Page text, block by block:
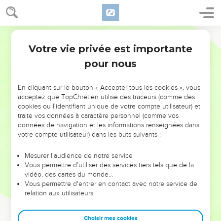
NE MANQUEZ PAS L’ÉVÉNEMENT
DE L’ANNÉE !
ET SI LEURS ERREURS POUVAIENT VOUS ÉVITER LES
VOTRES ?
leur foi ou leur vision. Mais on voit moins les doutes, les erreurs
et les saisons difficiles qu'ils ont traversés, alors même que ce
sont elles qui les ont façonnés.
Dans cette conférence, leaders, entrepreneurs, et responsables
clés pour avancer avec plus de sagesse afin que leurs erreurs
Votre vie privée est importante
pour nous
En cliquant sur le bouton « Accepter tous les cookies », vous
acceptez que TopChrétien utilise des traceurs (comme des
cookies ou l'identifiant unique de votre compte utilisateur) et
traite vos données à caractère personnel (comme vos
données de navigation et les informations renseignées dans
votre compte utilisateur) dans les buts suivants :
Mesurer l'audience de notre service
Vous permettre d'utiliser des services tiers tels que de la
vidéo, des cartes du monde…
Vous permettre d'entrer en contact avec notre service de
relation aux utilisateurs.
Choisir mes cookies